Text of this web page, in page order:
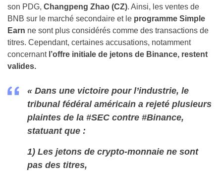
son PDG, Changpeng Zhao (CZ). Ainsi, les ventes de
BNB sur le marché secondaire et le programme Simple
Earn ne sont plus considérés comme des transactions de
titres. Cependant, certaines accusations, notamment
concernantl’offre initiale de jetons de Binance, restent
valides.
« Dans une victoire pour l’industrie, le
tribunal fédéral américain a rejeté plusieurs
plaintes de la #SEC contre #Binance,
statuant que :
1) Les jetons de crypto-monnaie ne sont
pas des titres,